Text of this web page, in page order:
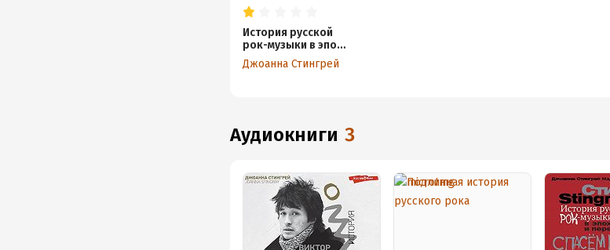
История русской
рок-музыки в эпоху
потрясений и
перемен
Джоанна Стингрей
аудиокниги 3